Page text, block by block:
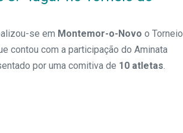
se em Montemor-o-Novo o Torneio
contou com a participação do Aminata
por uma comitiva de 10 atletas.